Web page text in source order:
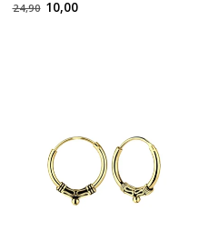
24,90 10,00